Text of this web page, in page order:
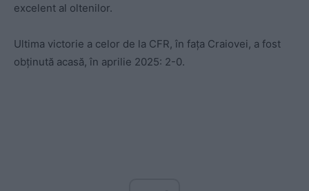
excelent al oltenilor.
Ultima victorie a celor de la CFR, în fața Craiovei, a fost
obținută acasă, în aprilie 2025: 2-0.